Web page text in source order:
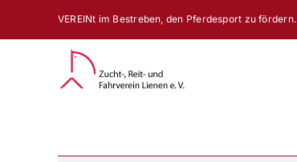
VEREINt im Bestreben, den Pferdesport zu fördern.